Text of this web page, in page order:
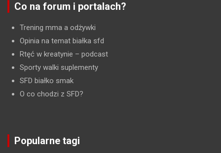
Co na forum i portalach?
Trening mma a odżywki
Opinia na temat białka sfd
Rtęć w kreatynie – podcast
Sporty walki suplementy
SFD białko smak
O co chodzi z SFD?
Popularne tagi